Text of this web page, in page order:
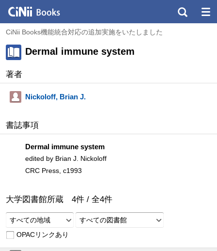
CiNii Books機能統合対応の追加実施をいたしました
Dermal immune system
著者
Nickoloff, Brian J.
書誌事項
Dermal immune system
edited by Brian J. Nickoloff
CRC Press, c1993
大学図書館所蔵 4件 / 全4件
すべての地域
すべての図書館
OPACリンクあり